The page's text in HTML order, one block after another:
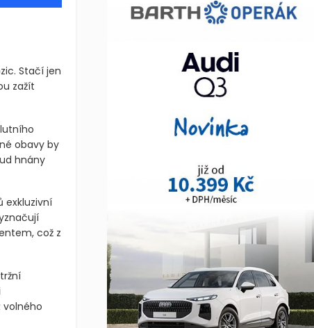
Stačí jen
zažít
obavy by
hnány
exkluzivní
což z